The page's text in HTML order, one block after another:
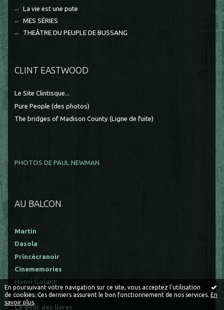
En poursuivant votre navigation sur ce site, vous acceptez l'utilisation
de cookies. Ces derniers assurent le bon fonctionnement de nos services. En
savoir plus.
La vie est une pute
MES SÉRIES
THEÂTRE DU PEUPLE DE BUSSANG
CLINT EASTWOOD
Le Site Clintisque...
Pure People (des photos)
The bridges of Madison County (Ligne de fuite)
PHOTOS DE PAUL NEWMAN
AU BALCON
Martin
Dasola
Princécranoir
Cinememories
Henri Golant
Le Bison
Le goût des livres